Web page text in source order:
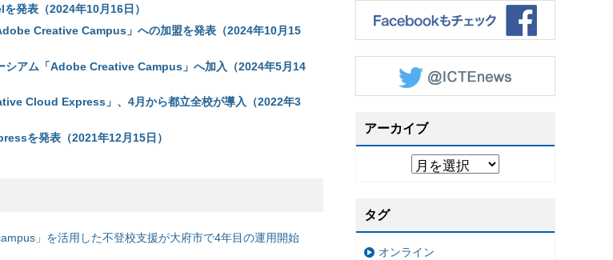
発表（2024年10月16日）
Creative Campus」への加盟を発表（2024年10月15
シアム「Adobe Creative Campus」へ加入（2024年5月14
Cloud Express」、4月から都立全校が導入（2022年3
を発表（2021年12月15日）
」を活用した不登校支援が大府市で4年目の運用開始
アーカイブ
タグ
オンライン